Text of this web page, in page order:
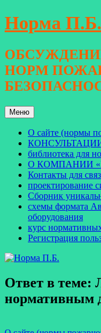
Перейти
к
Норма П.Б.
НОРМ
Меню
О сайте (нормы
библиотека для
О КОМПАНИИ
Контакты для
проектирование
Сборник
схемы формата
оборудования
курс
Регистрация
Ответ в теме:
нормативным